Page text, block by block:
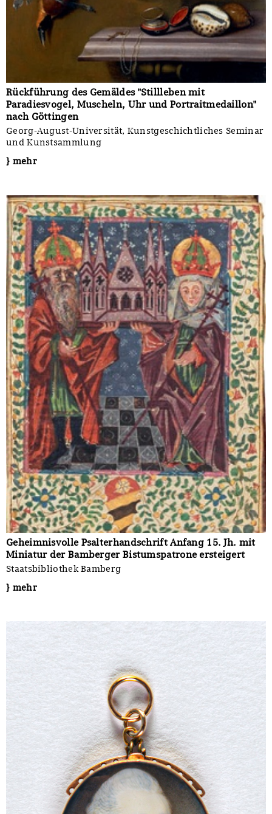
Rückführung des Gemäldes "Stillleben mit
Paradiesvogel, Muscheln, Uhr und Portraitmedaillon"
nach Göttingen
Georg-August-Universität, Kunstgeschichtliches Seminar
und Kunstsammlung
} mehr
Geheimnisvolle Psalterhandschrift Anfang 15. Jh. mit
Miniatur der Bamberger Bistumspatrone ersteigert
Staatsbibliothek Bamberg
} mehr